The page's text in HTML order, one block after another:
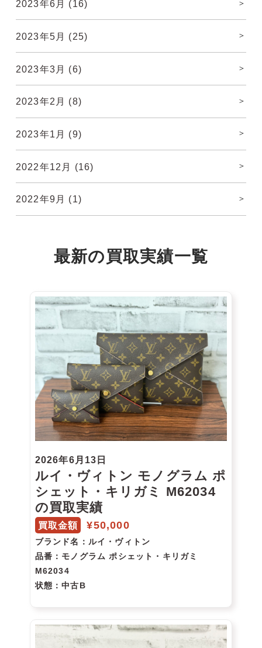
2023年6月 (16)
2023年5月 (25)
2023年3月 (6)
2023年2月 (8)
2023年1月 (9)
2022年12月 (16)
2022年9月 (1)
最新の買取実績一覧
2026年6月13日
ルイ・ヴィトン モノグラム ポ
シェット・キリガミ M62034
の買取実績
買取金額 ¥50,000
ブランド名 ：ルイ・ヴィトン
品番 ：モノグラム ポシェット・キリガミ
M62034
状態 ：中古B